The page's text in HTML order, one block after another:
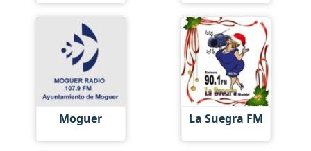
Moguer La Suegra FM